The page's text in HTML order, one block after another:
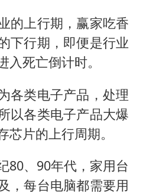
的上行期，赢家吃香
下行期，即便是行业
入死亡倒计时。
各类电子产品，处理
以各类电子产品大爆
片的上行周期。
80、90年代，家用台
，每台电脑都需要用